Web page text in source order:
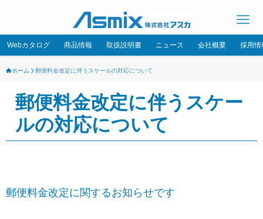
Webカタログ 商品情報 取扱説明書 ニュース 会社概要 採用情
ホーム 郵便料金改定に伴うスケールの対応について
郵便料金改定に伴うスケー
ルの対応について
郵便料金改定に関するお知らせです